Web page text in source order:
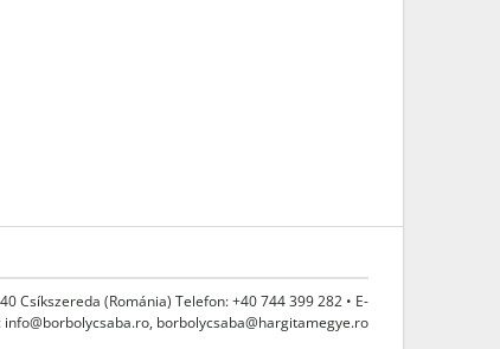
Csíkszereda (Románia) Telefon: +40 744 399 282 • E-
info@borbolycsaba.ro, borbolycsaba@hargitamegye.ro